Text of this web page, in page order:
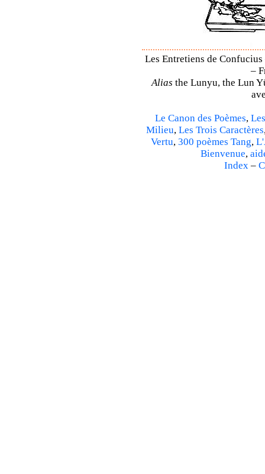
Les Entretiens de
–
Alias the Lunyu, the Lun
Le Canon des Poèmes,
Milieu, Les Trois Caractères
Vertu, 300 poèmes Tang,
Bienvenue,
Index –